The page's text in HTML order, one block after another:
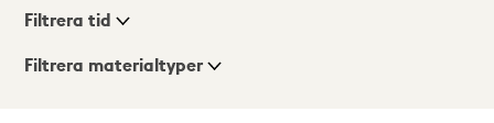
Visningsläge
Filtrera tid
Filtrera materialtyper